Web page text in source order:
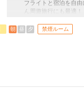
フライトと宿泊を自
ん周遊旅行にも最適！
フライトは、安心の
オプションでレンタ
朝 昼 夕 禁煙ルーム